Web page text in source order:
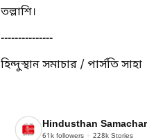
তল্লাশি।
---------------
হিন্দুস্থান সমাচার / পার্সতি সাহা
Hindusthan Samachar
61k followers 228k Stories